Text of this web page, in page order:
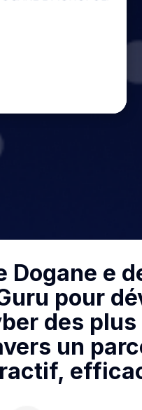
Dogane e
pour
des plus
un